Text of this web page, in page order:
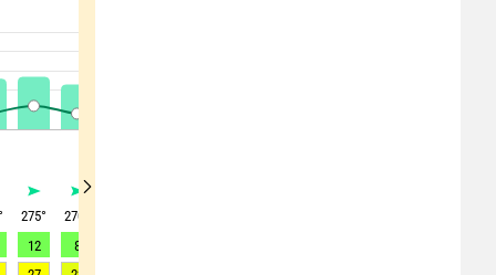
275° 270
12 8